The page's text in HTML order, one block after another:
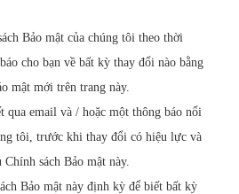
Bảo mật của chúng tôi theo thời
cho bạn về bất kỳ thay đổi nào bằng
mật mới trên trang này.
qua email và / hoặc một thông báo nổi
tôi, trước khi thay đổi có hiệu lực và
sách Bảo mật này.
Bảo mật này định kỳ để biết bất kỳ